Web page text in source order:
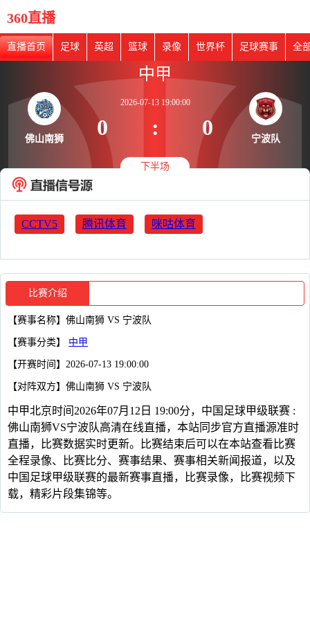
360直播
直播首页 足球 英超 篮球 录像 世界杯 足球赛事 全
佛山南狮
中甲
2026-07-13 19:00:00
0 : 0
下半场
宁波队
CCTV5 腾讯体育 咪咕体育
比赛介绍
【赛事名称】佛山南狮 VS 宁波队
【赛事分类】 中甲
【开赛时间】2026-07-13 19:00:00
【对阵双方】佛山南狮 VS 宁波队
中甲北京时间2026年07月12日 19:00分，中国足球甲级联赛 :
佛山南狮VS宁波队高清在线直播，本站同步官方直播源准时
直播，比赛数据实时更新。比赛结束后可以在本站查看比赛
全程录像、比赛比分、赛事结果、赛事相关新闻报道，以及
中国足球甲级联赛的最新赛事直播，比赛录像，比赛视频下
载，精彩片段集锦等。